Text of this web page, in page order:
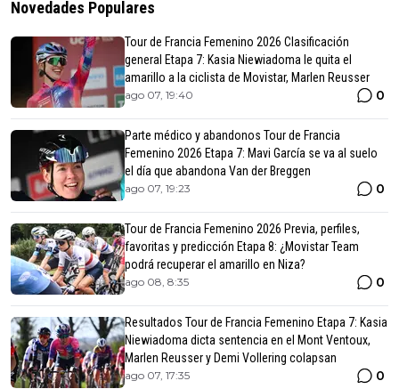
Novedades Populares
Tour de Francia Femenino 2026 Clasificación
general Etapa 7: Kasia Niewiadoma le quita el
amarillo a la ciclista de Movistar, Marlen Reusser
ago 07, 19:40 0
Parte médico y abandonos Tour de Francia
Femenino 2026 Etapa 7: Mavi García se va al suelo
el día que abandona Van der Breggen
ago 07, 19:23 0
Tour de Francia Femenino 2026 Previa, perfiles,
favoritas y predicción Etapa 8: ¿Movistar Team
podrá recuperar el amarillo en Niza?
ago 08, 8:35 0
Resultados Tour de Francia Femenino Etapa 7: Kasia
Niewiadoma dicta sentencia en el Mont Ventoux,
Marlen Reusser y Demi Vollering colapsan
ago 07, 17:35 0